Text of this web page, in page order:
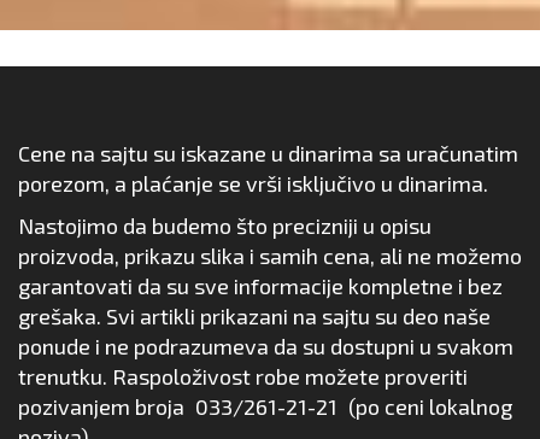
Cene na sajtu su iskazane u dinarima sa uračunatim
porezom, a plaćanje se vrši isključivo u dinarima.
Nastojimo da budemo što precizniji u opisu
proizvoda, prikazu slika i samih cena, ali ne možemo
garantovati da su sve informacije kompletne i bez
grešaka. Svi artikli prikazani na sajtu su deo naše
ponude i ne podrazumeva da su dostupni u svakom
trenutku. Raspoloživost robe možete proveriti
pozivanjem broja 033/261-21-21 (po ceni lokalnog